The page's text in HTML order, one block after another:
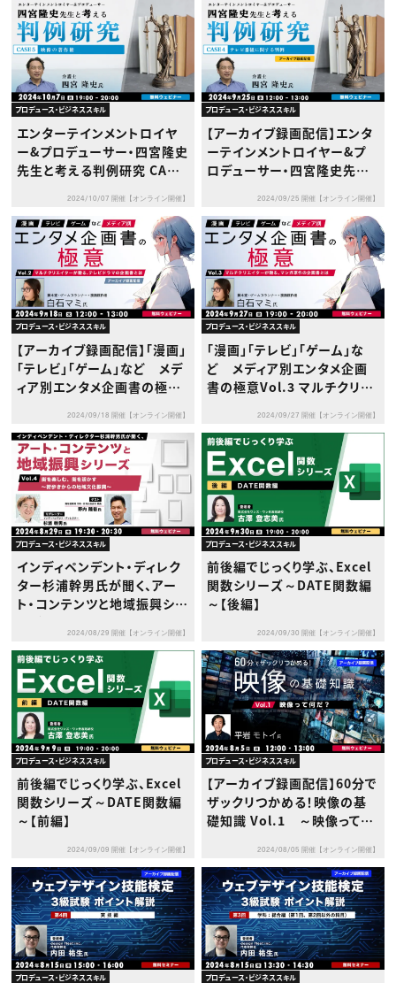
プロデュース・ビジネススキル
エンターテインメントロイヤ
ー&プロデューサー・四宮隆史
先生と考える判例研究 CASE
2024/10/07 開催【オンライン開催】
プロデュース・ビジネススキル
【アーカイブ録画配信】エンタ
ーテインメントロイヤー&プ
ロデューサー・四宮隆史先生
テレビ番組に関する判例～
2024/09/25 開催【オンライン開催】
プロデュース・ビジネススキル
【アーカイブ録画配信】「漫画」
「テレビ」「ゲーム」など メデ
ィア別エンタメ企画書の極意
が贈る、テレビドラマの企画
書とは～
2024/09/18 開催【オンライン開催】
プロデュース・ビジネススキル
「漫画」「テレビ」「ゲーム」な
ど メディア別エンタメ企画
書の極意Vol.3 マルチクリエ
企画書とは～2024/09/27 開催【オンライン開催】
プロデュース・ビジネススキル
インディペンデント・ディレク
ター杉浦幹男氏が聞く、アー
ト・コンテンツと地域振興シリ
ーズvol.4 街を楽しむ、街を
活かす～街歩きからの地域文
化振興～
2024/08/29 開催【オンライン開催】
プロデュース・ビジネススキル
前後編でじっくり学ぶ、Excel
関数シリーズ～DATE関数編
～【後編】
2024/09/30 開催【オンライン開催】
プロデュース・ビジネススキル
前後編でじっくり学ぶ、Excel
関数シリーズ～DATE関数編
～【前編】
2024/09/09 開催【オンライン開催】
プロデュース・ビジネススキル
【アーカイブ録画配信】60分で
ザックリつかめる！映像の基
礎知識 Vol.1 ～映像って何
2024/08/05 開催【オンライン開催】
プロデュース・ビジネススキル プロデュース・ビジネススキル